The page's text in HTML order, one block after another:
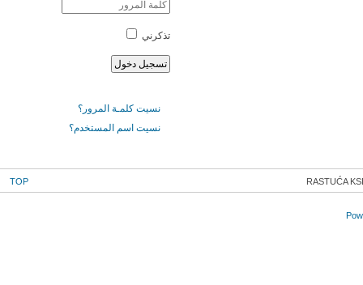
تذكرني
نسيت كلمـة المرور؟
نسيت اسم المستخدم؟
RASTUĆA
TOP